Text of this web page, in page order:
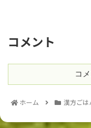
コメント
コ
ホーム 漢方ごは